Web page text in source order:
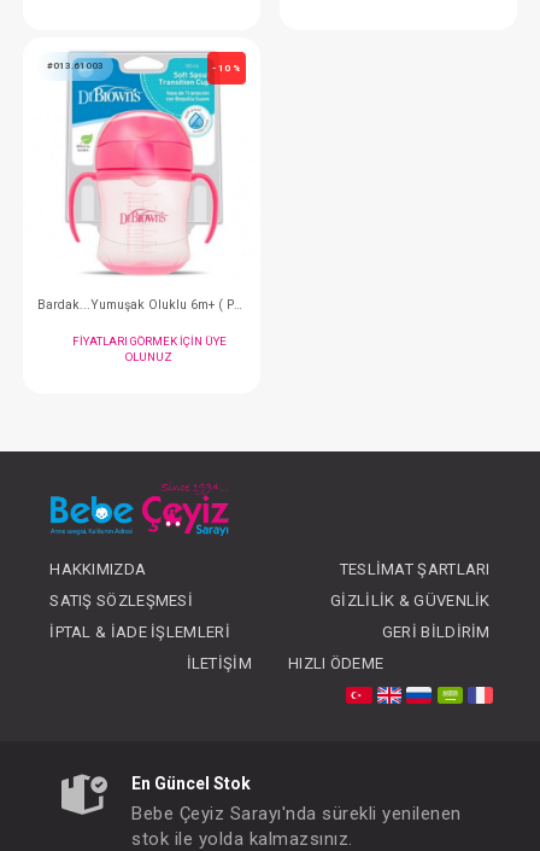
Suluk Başlığı...2li Geniş Ağız Silikon
FIYATLARI GÖRMEK IÇIN ÜYE
OLUNUZ
#013.61003
FIYATLARI GÖRMEK IÇIN ÜYE
HAKKIMIZDA
TESLIMAT ŞARTLARI
SATIŞ SÖZLEŞMESI
GIZLILIK & GÜVENLIK
İPTAL & İADE İŞLEMLERI
GERI BILDIRIM
İLETIŞIM
HIZLI ÖDEME
En Güncel Stok
Bebe Çeyiz Sarayı'nda sürekli yenilenen
stok ile yolda kalmazsınız.